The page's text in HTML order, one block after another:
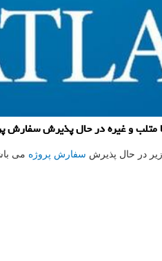
و غیره در حال پذیرش سفارش
در حال پذیرش سفارش پروژه می